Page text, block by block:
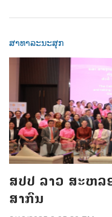
ສາທາລະນະສຸກ
ສປປ ລາວ ສະຫລ
ສາກົນ